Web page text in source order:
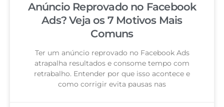
Anúncio Reprovado no Facebook
Ads? Veja os 7 Motivos Mais
Comuns
Ter um anúncio reprovado no Facebook Ads
atrapalha resultados e consome tempo com
retrabalho. Entender por que isso acontece e
como corrigir evita pausas nas